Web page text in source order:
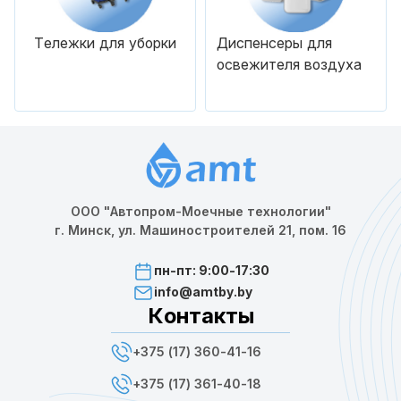
Тележки для уборки
Диспенсеры для
освежителя воздуха
ООО "Автопром-Моечные технологии"
г. Минск, ул. Машиностроителей 21, пом. 16
пн-пт: 9:00-17:30
info@amtby.by
Контакты
+375 (17) 360-41-16
+375 (17) 361-40-18